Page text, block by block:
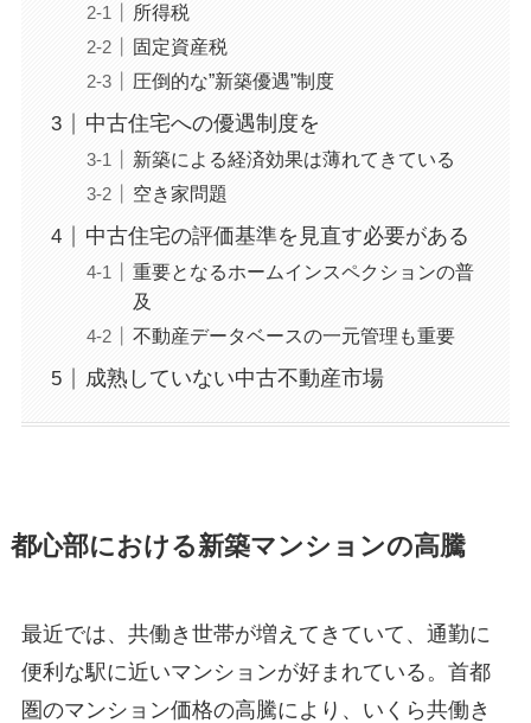
所得税
固定資産税
圧倒的な”新築優遇”制度
中古住宅への優遇制度を
新築による経済効果は薄れてきている
空き家問題
中古住宅の評価基準を見直す必要がある
重要となるホームインスペクションの普
及
不動産データベースの一元管理も重要
成熟していない中古不動産市場
都心部における新築マンションの高騰
最近では、共働き世帯が増えてきていて、通勤に
便利な駅に近いマンションが好まれている。首都
圏のマンション価格の高騰により、いくら共働き